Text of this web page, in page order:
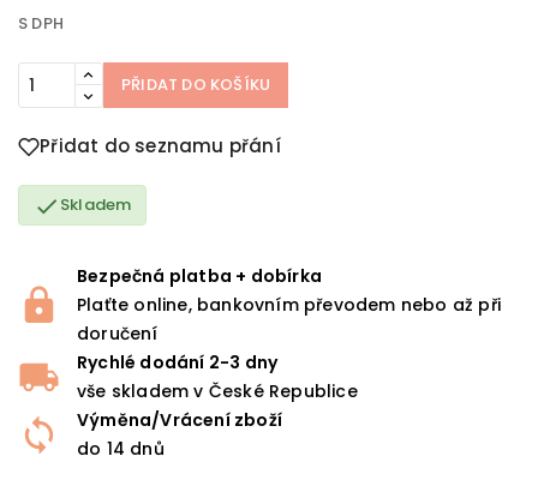
S DPH
PŘIDAT DO KOŠÍKU
Přidat do seznamu přání
 Skladem
Bezpečná platba + dobírka
Plaťte online, bankovním převodem nebo až při
doručení
Rychlé dodání 2-3 dny
vše skladem v České Republice
Výměna/Vrácení zboží
do 14 dnů